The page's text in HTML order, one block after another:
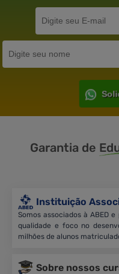
Garantia de
Instituição
Somos associados à ABED
qualidade e foco no
milhões de alunos
Sobre nossos